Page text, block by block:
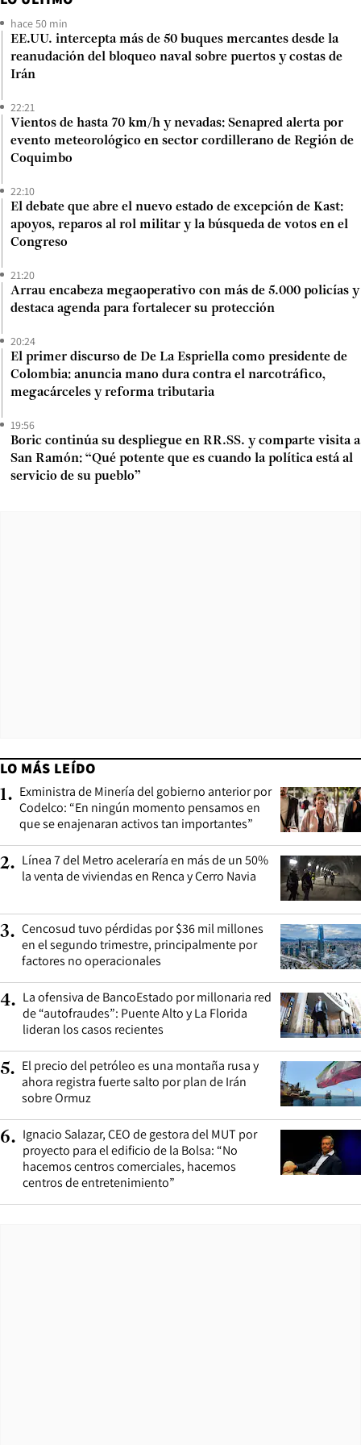
hace 50 min
EE.UU. intercepta más de 50 buques mercantes desde la
reanudación del bloqueo naval sobre puertos y costas de
Irán
22:21
Vientos de hasta 70 km/h y nevadas: Senapred alerta por
evento meteorológico en sector cordillerano de Región de
Coquimbo
22:10
El debate que abre el nuevo estado de excepción de Kast:
apoyos, reparos al rol militar y la búsqueda de votos en el
Congreso
21:20
Arrau encabeza megaoperativo con más de 5.000 policías y
destaca agenda para fortalecer su protección
20:24
El primer discurso de De La Espriella como presidente de
Colombia: anuncia mano dura contra el narcotráfico,
megacárceles y reforma tributaria
19:56
Boric continúa su despliegue en RR.SS. y comparte visita a
San Ramón: “Qué potente que es cuando la política está al
servicio de su pueblo”
LO MÁS LEÍDO
1. Exministra de Minería del gobierno anterior por
Codelco: “En ningún momento pensamos en
que se enajenaran activos tan importantes”
2. Línea 7 del Metro aceleraría en más de un 50%
la venta de viviendas en Renca y Cerro Navia
3. Cencosud tuvo pérdidas por $36 mil millones
en el segundo trimestre, principalmente por
factores no operacionales
4. La ofensiva de BancoEstado por millonaria red
de “autofraudes”: Puente Alto y La Florida
lideran los casos recientes
5. El precio del petróleo es una montaña rusa y
ahora registra fuerte salto por plan de Irán
sobre Ormuz
6. Ignacio Salazar, CEO de gestora del MUT por
proyecto para el edificio de la Bolsa: “No
hacemos centros comerciales, hacemos
centros de entretenimiento”